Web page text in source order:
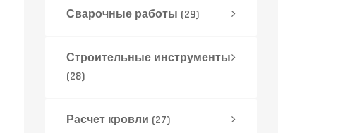
Сварочные работы (29)
Строительные инструменты
(28)
Расчет кровли (27)